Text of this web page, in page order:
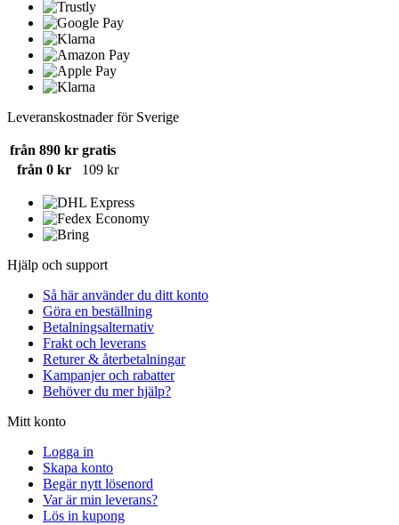
Leveranskostnader för Sverige
från 890 kr gratis
från 0 kr
109 kr
Hjälp och support
Så här använder du ditt konto
Göra en beställning
Betalningsalternativ
Frakt och leverans
Returer & återbetalningar
Kampanjer och rabatter
Behöver du mer hjälp?
Mitt konto
Logga in
Skapa konto
Begär nytt lösenord
Var är min leverans?
Lös in kupong